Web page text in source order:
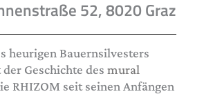
52, 8020 Graz
heurigen Bauernsilvesters
Geschichte des mural
RHIZOM seit seinen Anfängen